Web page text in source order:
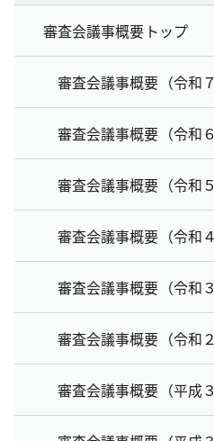
審査会議事概要トップ
審査会議事概要（令和７
審査会議事概要（令和６
審査会議事概要（令和５
審査会議事概要（令和４
審査会議事概要（令和３
審査会議事概要（令和２
審査会議事概要（平成